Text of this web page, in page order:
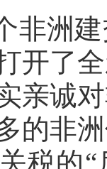
非洲
开了
亲诚
的非
税的